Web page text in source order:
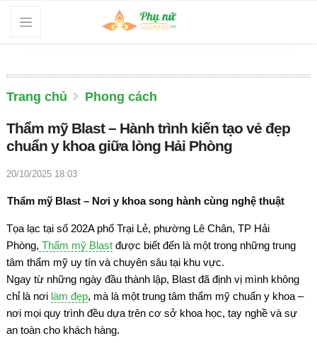
Trang chủ Phong cách
Thẩm mỹ Blast – Hành trình kiến tạo vẻ đẹp
chuẩn y khoa giữa lòng Hải Phòng
20/10/2025 18:03
Thẩm mỹ Blast – Nơi y khoa song hành cùng nghệ thuật
Tọa lạc tại số 202A phố Trại Lẻ, phường Lê Chân, TP Hải
Phòng, Thẩm mỹ Blast được biết đến là một trong những trung
tâm thẩm mỹ uy tín và chuyên sâu tại khu vực.
Ngay từ những ngày đầu thành lập, Blast đã định vị mình không
chỉ là nơi làm đẹp, mà là một trung tâm thẩm mỹ chuẩn y khoa –
nơi mọi quy trình đều dựa trên cơ sở khoa học, tay nghề và sự
an toàn cho khách hàng.